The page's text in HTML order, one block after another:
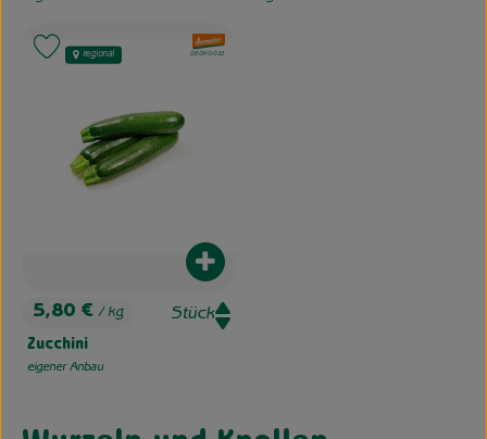
, Herkunft: , Herkunft:
5,80 €/ kg
Zucchini
, Herkunft:
eigener Anbau
Produkt zum Warenkorb hinzufügen
, Verband:
, Kontrollstelle:
DE-ÖKO-022
regional
Produkt zu Favouriten hinzufügen